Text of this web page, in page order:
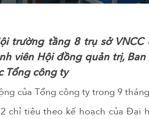
trường tầng 8 trụ sở
viên Hội đồng quản trị,
Tổng công ty
của Tổng công ty trong 9
chỉ tiêu theo kế hoạch của Đại